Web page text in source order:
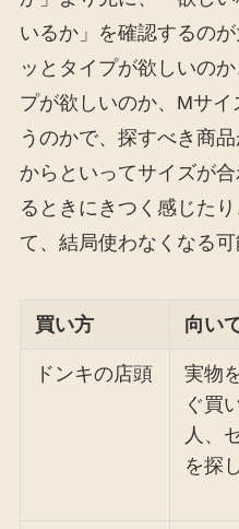
いるか」を確認するの
ッとタイプが欲しいの
プが欲しいのか、Mサ
うのかで、探すべき商
からといってサイズが
るときにきつく感じた
て、結局使わなくなる可
買い方 向い
ドンキの店頭
実物
ぐ買
人、
を探